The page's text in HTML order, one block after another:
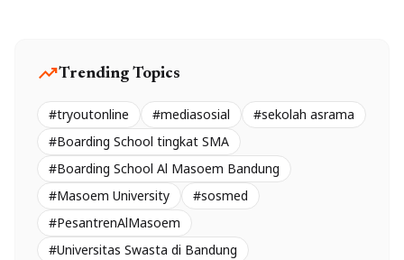
trending_upTrending Topics
#tryoutonline #mediasosial
#sekolah asrama
#Boarding School tingkat SMA
#Boarding School Al Masoem Bandung
#Masoem University
#sosmed
#PesantrenAlMasoem
#Universitas Swasta di Bandung